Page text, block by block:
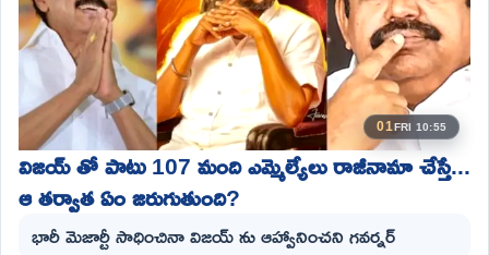
01FRI 10:55
విజయ్ తో పాటు 107 మంది ఎమ్మెల్యేలు రాజీనామా చేస్తే...
ఆ తర్వాత ఏం జరుగుతుంది?
భారీ మెజార్టీ సాధించినా విజయ్ ను ఆహ్వానించని గవర్నర్